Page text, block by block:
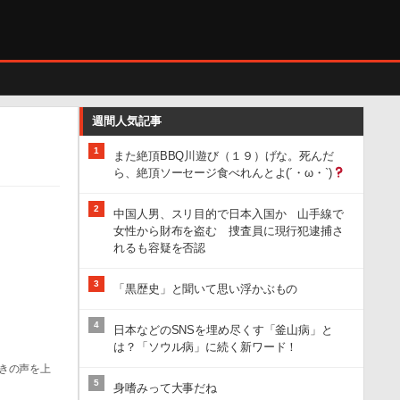
の声を上
週間人気記事
1
また絶頂BBQ川遊び（１９）げな。死んだ
ら、絶頂ソーセージ食べれんとよ(´・ω・`)
2
中国人男、スリ目的で日本入国か 山手線で
女性から財布を盗む 捜査員に現行犯逮捕さ
れるも容疑を否認
3 「黒歴史」と聞いて思い浮かぶもの
4
日本などのSNSを埋め尽くす「釜山病」と
は？「ソウル病」に続く新ワード！
5 身嗜みって大事だね